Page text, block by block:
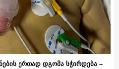
ერთად დგომა სჭირდება –